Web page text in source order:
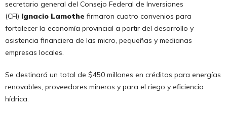
secretario general del Consejo Federal de Inversiones
(CFI) Ignacio Lamothe firmaron cuatro convenios para
fortalecer la economía provincial a partir del desarrollo y
asistencia financiera de las micro, pequeñas y medianas
empresas locales.
Se destinará un total de $450 millones en créditos para energías
renovables, proveedores mineros y para el riego y eficiencia
hídrica.